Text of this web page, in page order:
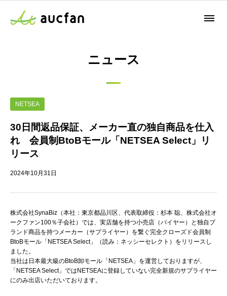
ニュース
NETSEA
30日間返品保証、メーカー直の独自商品を仕入
れ 会員制BtoBモール「NETSEA Select」リ
リース
2024年10月31日
株式会社SynaBiz（本社：東京都品川区、代表取締役：杉本 聡、株式会社オ
ークファン100％子会社）では、実店舗を持つ小売店（バイヤー）と独自ブ
ランド商品を持つメーカー（サプライヤー）を繋ぐ完全クローズド会員制
BtoBモール「NETSEA Select」（読み：ネッシーセレクト）をリリースし
ました。
当社は日本最大級のBtoB卸モール「NETSEA」を運営しておりますが、
「NETSEA Select」ではNETSEAに登録していない完全新規のサプライヤー
にのみ出店いただいております。